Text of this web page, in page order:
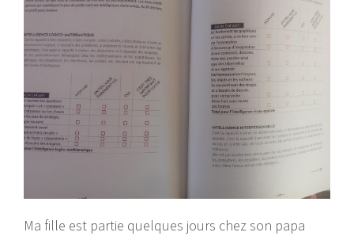
Ma fille est partie quelques jours chez son papa